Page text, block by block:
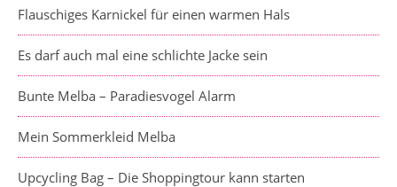
Flauschiges Karnickel für einen warmen Hals
Es darf auch mal eine schlichte Jacke sein
Bunte Melba – Paradiesvogel Alarm
Mein Sommerkleid Melba
Upcycling Bag – Die Shoppingtour kann starten